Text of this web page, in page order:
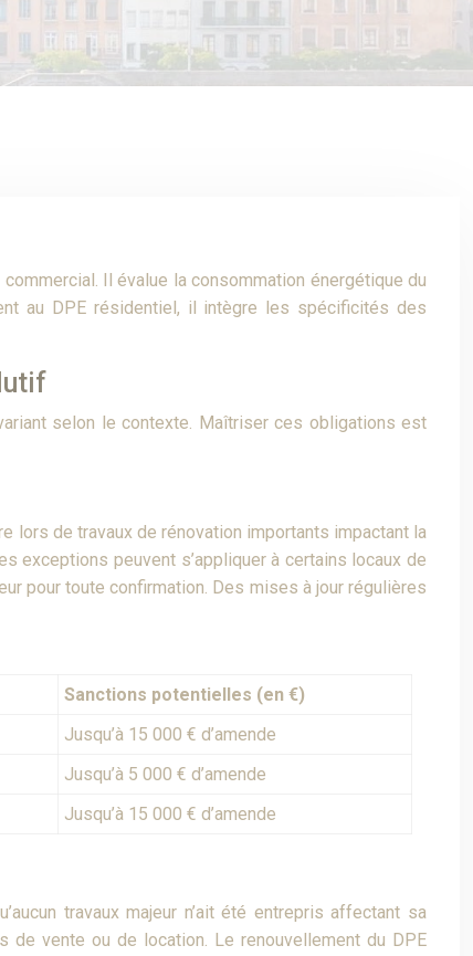
Il évalue la consommation énergétique du
au DPE résidentiel, il intègre les spécificités des
selon le contexte. Maîtriser ces obligations est
lors de travaux de rénovation importants impactant la
exceptions peuvent s’appliquer à certains locaux de
pour toute confirmation. Des mises à jour régulières
Sanctions potentielles (en €)
Jusqu’à 15 000 € d’amende
Jusqu’à 5 000 € d’amende
Jusqu’à 15 000 € d’amende
travaux majeur n’ait été entrepris affectant sa
vente ou de location. Le renouvellement du DPE